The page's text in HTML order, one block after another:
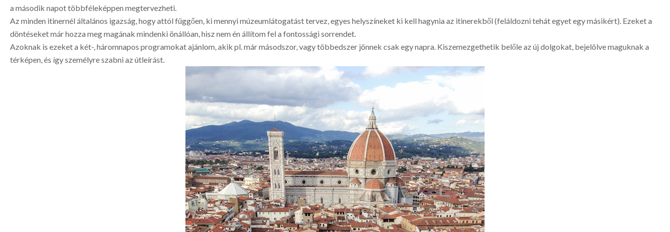
a második napot többféleképpen megtervezheti.
Az minden itinernél általános igazság, hogy attól függően, ki mennyi múzeumlátogatást tervez, egyes helyszíneket ki kell hagynia az itinerekből (feláldozni tehát egyet egy másikért). Ezeket a
döntéseket már hozza meg magának mindenki önállóan, hisz nem én állítom fel a fontossági sorrendet.
Azoknak is ezeket a két-, háromnapos programokat ajánlom, akik pl. már másodszor, vagy többedszer jönnek csak egy napra. Kiszemezgethetik belőle az új dolgokat, bejelölve maguknak a
térképen, és így személyre szabni az útleírást.